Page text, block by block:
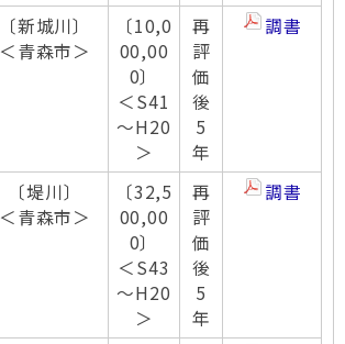
〔新城川〕
＜青森市＞
〔10,0
00,00
0〕
＜S41
～H20
＞
再
評
価
後
5
年
調書
〔堤川〕
＜青森市＞
〔32,5
00,00
0〕
＜S43
～H20
＞
再
評
価
後
5
年
調書